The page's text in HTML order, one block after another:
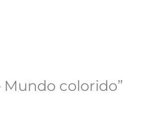
Mundo colorido”